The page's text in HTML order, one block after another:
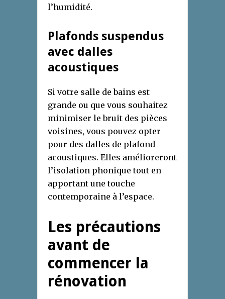
l’humidité.
Plafonds suspendus
avec dalles
acoustiques
Si votre salle de bains est
grande ou que vous souhaitez
minimiser le bruit des pièces
voisines, vous pouvez opter
pour des dalles de plafond
acoustiques. Elles amélioreront
l’isolation phonique tout en
apportant une touche
contemporaine à l’espace.
Les précautions
avant de
commencer la
rénovation